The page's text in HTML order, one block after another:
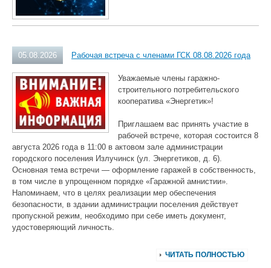
05.08.2026 Рабочая встреча с членами ГСК 08.08.2026 года
Уважаемые члены гаражно-
строительного потребительского
кооператива «Энергетик»!
Приглашаем вас принять участие в
рабочей встрече, которая состоится 8
августа 2026 года в 11:00 в актовом зале администрации
городского поселения Излучинск (ул. Энергетиков, д. 6).
Основная тема встречи — оформление гаражей в собственность,
в том числе в упрощенном порядке «Гаражной амнистии».
Напоминаем, что в целях реализации мер обеспечения
безопасности, в здании администрации поселения действует
пропускной режим, необходимо при себе иметь документ,
удостоверяющий личность.
ЧИТАТЬ ПОЛНОСТЬЮ